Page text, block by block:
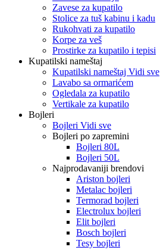
Zavese za kupatilo
Stolice za tuš kabinu i kadu
Rukohvati za kupatilo
Korpe za veš
Prostirke za kupatilo i tepisi
Kupatilski nameštaj
Kupatilski nameštaj Vidi sve
Lavabo sa ormarićem
Ogledala za kupatilo
Vertikale za kupatilo
Bojleri
Bojleri Vidi sve
Bojleri po zapremini
Bojleri 80L
Bojleri 50L
Najprodavaniji brendovi
Ariston bojleri
Metalac bojleri
Termorad bojleri
Electrolux bojleri
Elit bojleri
Bosch bojleri
Tesy bojleri